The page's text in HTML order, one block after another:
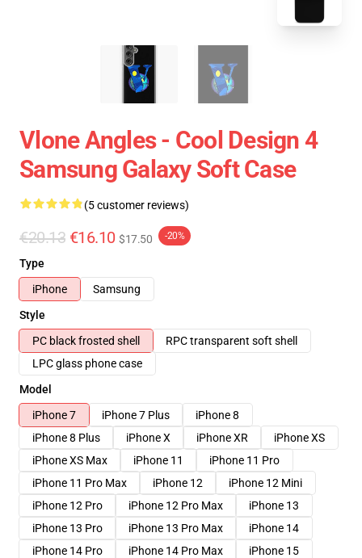
Vlone Angles - Cool Design 4
Samsung Galaxy Soft Case
(5 customer reviews)
€20.13 €16.10 $17.50 -20%
Type
iPhone
Samsung
Style
PC black frosted shell
RPC transparent soft shell
LPC glass phone case
Model
iPhone 7
iPhone 7 Plus
iPhone 8
iPhone 8 Plus
iPhone X iPhone XR
iPhone XS
iPhone XS Max
iPhone 11
iPhone 11 Pro
iPhone 11 Pro Max
iPhone 12
iPhone 12 Mini
iPhone 12 Pro
iPhone 12 Pro Max
iPhone 13
iPhone 13 Pro
iPhone 13 Pro Max
iPhone 14
iPhone 14 Pro
iPhone 14 Pro Max
iPhone 15